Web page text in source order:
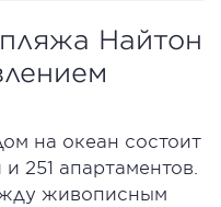
Найтон
на океан состоит
251 апартаментов.
живописным